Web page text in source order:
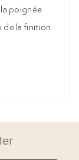
poignée
de la finition